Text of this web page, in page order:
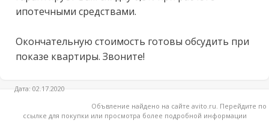
ипотечными средствами.
Окончательную стоимость готовы обсудить при
показе квартиры. Звоните!
Дата: 02.17.2020
Объвление найдено на сайте avito.ru. Перейдите по
ссылке для покупки или просмотра более подробной информации